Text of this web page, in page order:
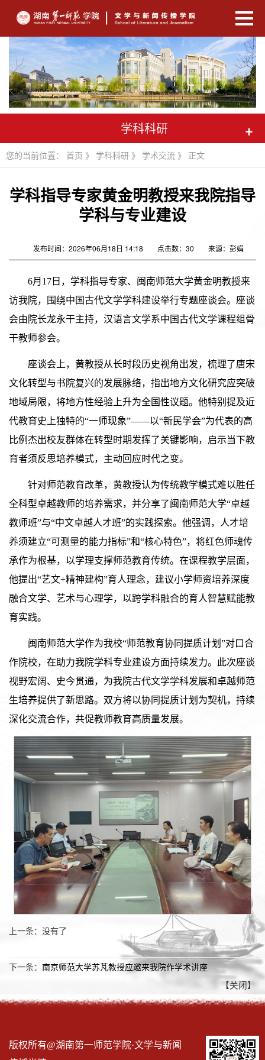
学科科研 +
您的当前位置： 首页 》 学科科研 》 学术交流 》 正文
学科指导专家黄金明教授来我院指导
学科与专业建设
发布时间：2026年06月18日 14:18 点击数： 30 来源：彭娟
6月17日，学科指导专家、闽南师范大学黄金明教授来
访我院，围绕中国古代文学学科建设举行专题座谈会。座谈
会由院长龙永干主持，汉语言文学系中国古代文学课程组骨
干教师参会。
座谈会上，黄教授从长时段历史视角出发，梳理了唐宋
文化转型与书院复兴的发展脉络，指出地方文化研究应突破
地域局限，将地方性经验上升为全国性议题。他特别提及近
代教育史上独特的“一师现象”——以“新民学会”为代表的高
比例杰出校友群体在转型时期发挥了关键影响，启示当下教
育者须反思培养模式，主动回应时代之变。
针对师范教育改革，黄教授认为传统教学模式难以胜任
全科型卓越教师的培养需求，并分享了闽南师范大学“卓越
教师班”与“中文卓越人才班”的实践探索。他强调，人才培
养须建立“可测量的能力指标”和“核心特色”，将红色师魂传
承作为根基，以学理支撑师范教育传统。在课程教学层面，
他提出“艺文+精神建构”育人理念，建议小学师资培养深度
融合文学、艺术与心理学，以跨学科融合的育人智慧赋能教
育实践。
闽南师范大学作为我校“师范教育协同提质计划”对口合
作院校，在助力我院学科专业建设方面持续发力。此次座谈
视野宏阔、史今贯通，为我院古代文学学科发展和卓越师范
生培养提供了新思路。双方将以协同提质计划为契机，持续
深化交流合作，共促教师教育高质量发展。
上一条：没有了
下一条： 南京师范大学苏芃教授应邀来我院作学术讲座
【关闭】
版权所有@湖南第一师范学院·文学与新闻